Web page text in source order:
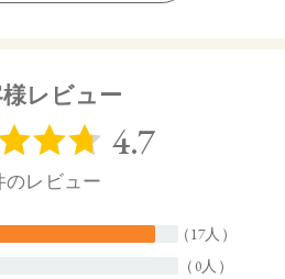
は、下記品番をお伝え下さい。
4/1
レビュー